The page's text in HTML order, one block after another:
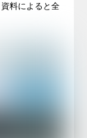
料によると全